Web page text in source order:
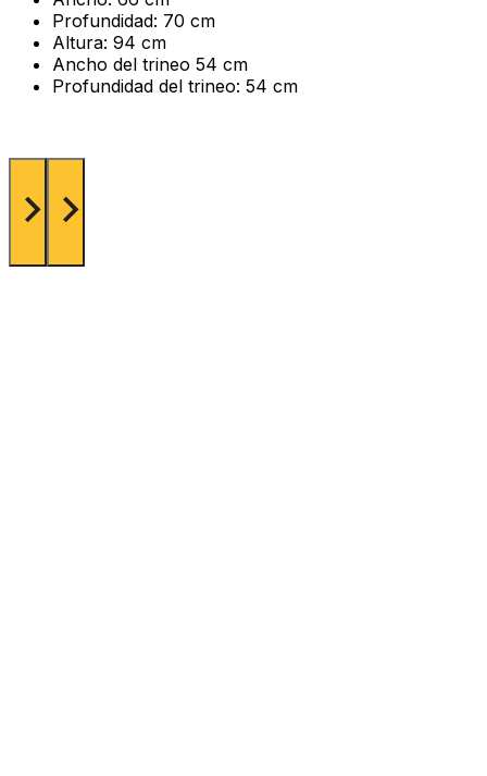
Profundidad: 70 cm
Altura: 94 cm
Ancho del trineo 54 cm
Profundidad del trineo: 54 cm